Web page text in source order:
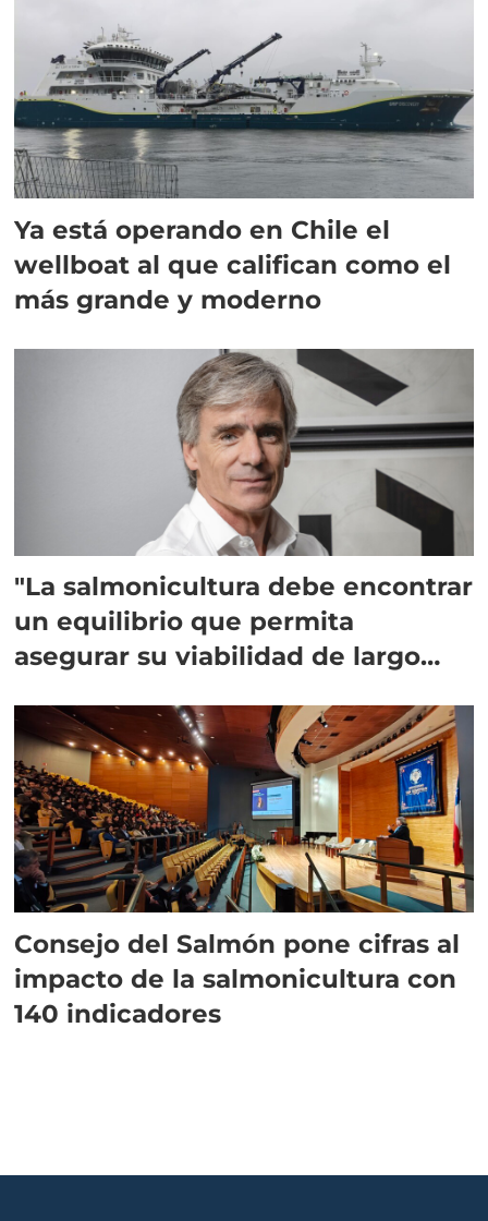
Ya está operando en Chile el
wellboat al que califican como el
más grande y moderno
"La salmonicultura debe encontrar
un equilibrio que permita
asegurar su viabilidad de largo
Consejo del Salmón pone cifras al
impacto de la salmonicultura con
140 indicadores